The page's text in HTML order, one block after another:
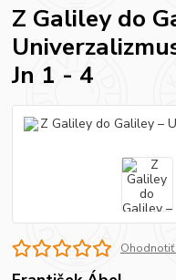
Z Galiley do
Jn 1 - 4